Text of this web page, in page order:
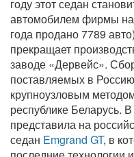
году этот седан
автомобилем фирмы на
года продано 7789
прекращает
заводе «Дервейс».
поставляемых в
крупноузловым
республике Беларусь.
представила на
седан Emgrand GT, в